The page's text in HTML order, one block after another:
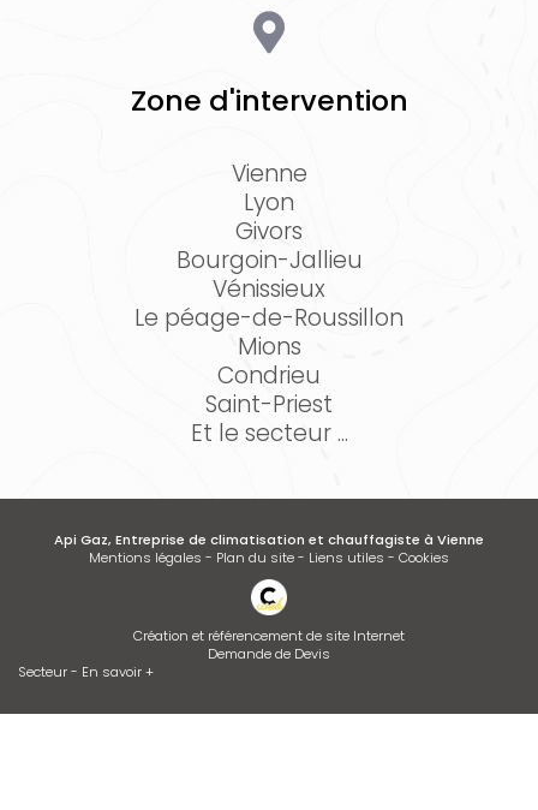
Zone d'intervention
Vienne
Lyon
Givors
Bourgoin-Jallieu
Vénissieux
Le péage-de-Roussillon
Mions
Condrieu
Saint-Priest
Et le secteur ...
Api Gaz, Entreprise de climatisation et chauffagiste à Vienne
Mentions légales - Plan du site- Liens utiles - Cookies
Création et référencement de site Internet
Demande de Devis
Secteur- En savoir +